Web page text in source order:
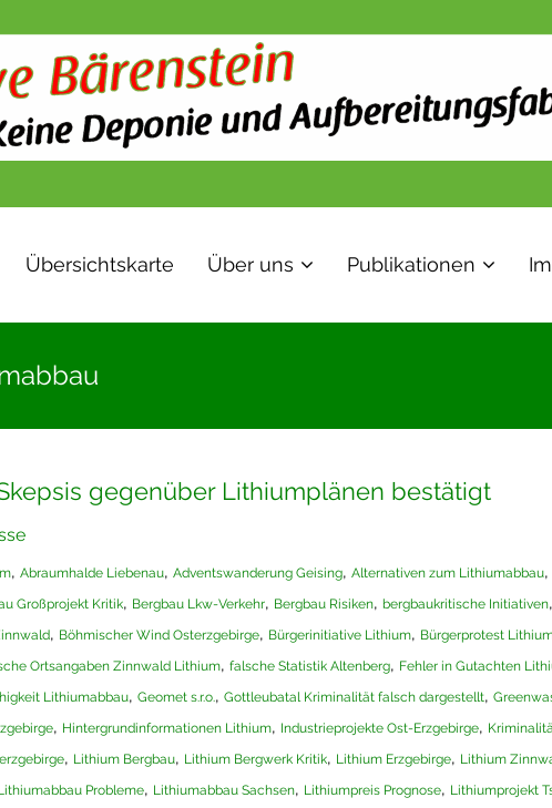
Übersichtskarte Über uns Publikationen
gegenüber Lithiumplänen bestätigt
, Abraumhalde Liebenau, Adventswanderung Geising, Alternativen zum Lithiumabbau,
Großprojekt Kritik, Bergbau Lkw-Verkehr, Bergbau Risiken, bergbaukritische Initiativen,
, Böhmischer Wind Osterzgebirge, Bürgerinitiative Lithium, Bürgerprotest
Ortsangaben Zinnwald Lithium, falsche Statistik Altenberg, Fehler in Gutachten
Lithiumabbau, Geomet s.r.o., Gottleubatal Kriminalität falsch dargestellt,
, Hintergrundinformationen Lithium, Industrieprojekte Ost-Erzgebirge,
, Lithium Bergbau, Lithium Bergwerk Kritik, Lithium Erzgebirge, Lithium
Probleme, Lithiumabbau Sachsen, Lithiumpreis Prognose, Lithiumprojekt